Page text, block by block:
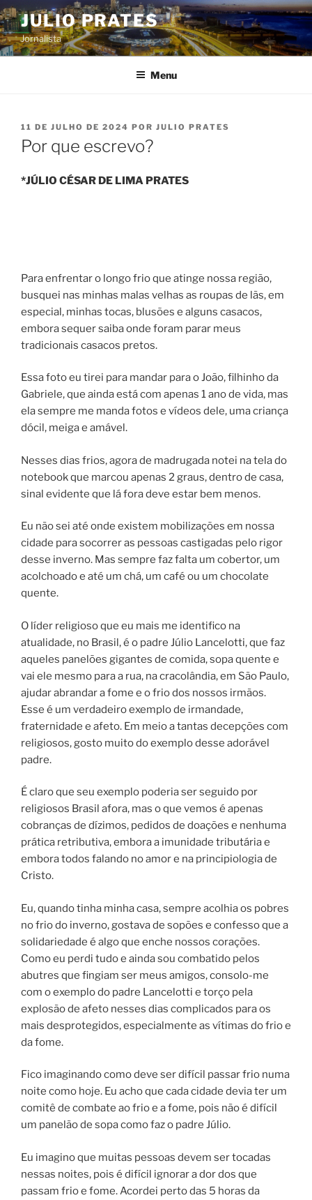
Pular
para
o
conteúdo
JULIO PRATES
Jornalista
Menu
PUBLICADO
EM
11 DE JULHO DE 2024 POR JULIO PRATES
Por que escrevo?
*JÚLIO CÉSAR DE LIMA PRATES
Para enfrentar o longo frio que atinge nossa região,
busquei nas minhas malas velhas as roupas de lãs, em
especial, minhas tocas, blusões e alguns casacos,
embora sequer saiba onde foram parar meus
tradicionais casacos pretos.
Essa foto eu tirei para mandar para o João, filhinho da
Gabriele, que ainda está com apenas 1 ano de vida, mas
ela sempre me manda fotos e vídeos dele, uma criança
dócil, meiga e amável.
Nesses dias frios, agora de madrugada notei na tela do
notebook que marcou apenas 2 graus, dentro de casa,
sinal evidente que lá fora deve estar bem menos.
Eu não sei até onde existem mobilizações em nossa
cidade para socorrer as pessoas castigadas pelo rigor
desse inverno. Mas sempre faz falta um cobertor, um
acolchoado e até um chá, um café ou um chocolate
quente.
O líder religioso que eu mais me identifico na
atualidade, no Brasil, é o padre Júlio Lancelotti, que faz
aqueles panelões gigantes de comida, sopa quente e
vai ele mesmo para a rua, na cracolândia, em São Paulo,
ajudar abrandar a fome e o frio dos nossos irmãos.
Esse é um verdadeiro exemplo de irmandade,
fraternidade e afeto. Em meio a tantas decepções com
religiosos, gosto muito do exemplo desse adorável
padre.
É claro que seu exemplo poderia ser seguido por
religiosos Brasil afora, mas o que vemos é apenas
cobranças de dízimos, pedidos de doações e nenhuma
prática retributiva, embora a imunidade tributária e
embora todos falando no amor e na principiologia de
Cristo.
Eu, quando tinha minha casa, sempre acolhia os pobres
no frio do inverno, gostava de sopões e confesso que a
solidariedade é algo que enche nossos corações.
Como eu perdi tudo e ainda sou combatido pelos
abutres que fingiam ser meus amigos, consolo-me
com o exemplo do padre Lancelotti e torço pela
explosão de afeto nesses dias complicados para os
mais desprotegidos, especialmente as vítimas do frio e
da fome.
Fico imaginando como deve ser difícil passar frio numa
noite como hoje. Eu acho que cada cidade devia ter um
comitê de combate ao frio e a fome, pois não é difícil
um panelão de sopa como faz o padre Júlio.
Eu imagino que muitas pessoas devem ser tocadas
nessas noites, pois é difícil ignorar a dor dos que
passam frio e fome. Acordei perto das 5 horas da